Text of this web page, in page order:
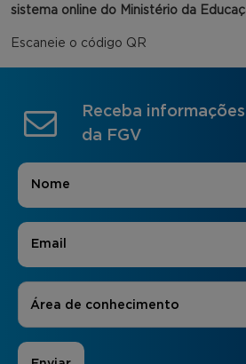
sistema online do Ministério da
Escaneie o código QR
Receba
da FGV
Nome
E-mail
Áreas de Interesse
Área de conhecimento